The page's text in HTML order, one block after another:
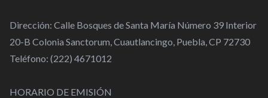
Dirección: Calle Bosques de Santa María Número 39 Interior
20-B Colonia Sanctorum, Cuautlancingo, Puebla, CP 72730
Teléfono: (222) 4671012
HORARIO DE EMISIÓN